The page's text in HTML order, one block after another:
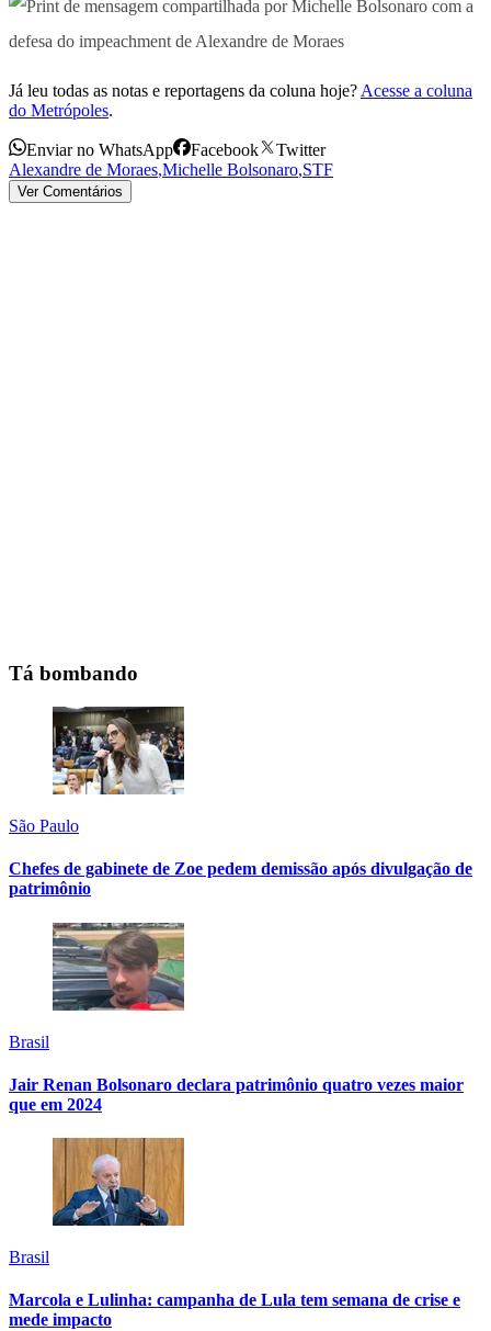
Já leu todas as notas e reportagens da coluna hoje? Acesse a coluna
do Metrópoles.
Enviar no WhatsApp Facebook
Twitter
Alexandre de Moraes,Michelle Bolsonaro,STF
Ver Comentários
Tá bombando
São Paulo
Chefes de gabinete de Zoe pedem demissão após divulgação de
patrimônio
Brasil
Jair Renan Bolsonaro declara patrimônio quatro vezes maior
que em 2024
Brasil
Marcola e Lulinha: campanha de Lula tem semana de crise e
mede impacto